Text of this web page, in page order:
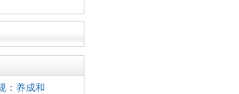
：​养成和